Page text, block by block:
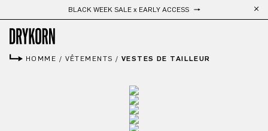
Passer au contenu principalLivraison gratuite
HOMME / VÊTEMENTS / VESTES DE TAILLEUR